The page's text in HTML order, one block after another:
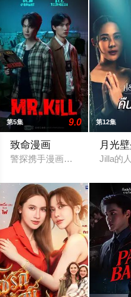
第5集 9.0
致命漫画
警探携手漫画家，一起找寻案
第12集
月光
Jilla的